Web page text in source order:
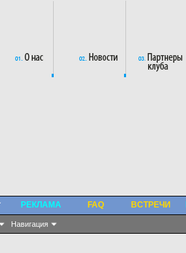
Навигация
РЕКЛАМА FAQ ВСТРЕЧИ